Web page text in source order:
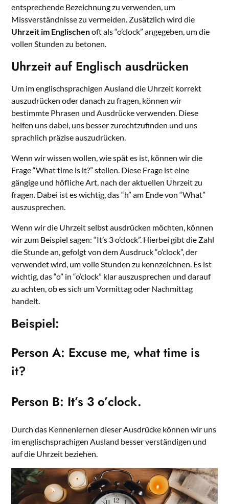
entsprechende Bezeichnung zu verwenden, um
Missverständnisse zu vermeiden. Zusätzlich wird die
Uhrzeit im Englischenoft als “o’clock” angegeben, um die
vollen Stunden zu betonen.
Uhrzeit auf Englisch ausdrücken
Um im englischsprachigen Ausland die Uhrzeit korrekt
auszudrücken oder danach zu fragen, können wir
bestimmte Phrasen und Ausdrücke verwenden. Diese
helfen uns dabei, uns besser zurechtzufinden und uns
sprachlich präzise auszudrücken.
Wenn wir wissen wollen, wie spät es ist, können wir die
Frage “What time is it?” stellen. Diese Frage ist eine
gängige und höfliche Art, nach der aktuellen Uhrzeit zu
fragen. Dabei ist es wichtig, das “h” am Ende von “What”
auszusprechen.
Wenn wir die Uhrzeit selbst ausdrücken möchten, können
wir zum Beispiel sagen: “It’s 3 o’clock”. Hierbei gibt die Zahl
die Stunde an, gefolgt von dem Ausdruck “o’clock”, der
verwendet wird, um volle Stunden zu kennzeichnen. Es ist
wichtig, das “o” in “o’clock” klar auszusprechen und darauf
zu achten, ob es sich um Vormittag oder Nachmittag
handelt.
Beispiel:
Person A: Excuse me, what time is
it?
Person B: It’s 3 o’clock.
Durch das Kennenlernen dieser Ausdrücke können wir uns
im englischsprachigen Ausland besser verständigen und
auf die Uhrzeit beziehen.